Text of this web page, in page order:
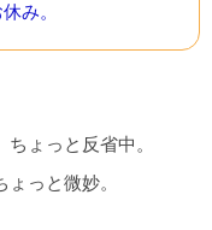
み。
ょっと反省中。
っと微妙。